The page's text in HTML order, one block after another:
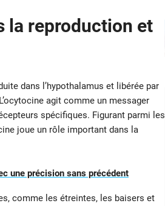
la reproduction et
dans l’hypothalamus et libérée par
agit comme un messager
spécifiques. Figurant parmi les
joue un rôle important dans la
une précision sans précédent
comme les étreintes, les baisers et